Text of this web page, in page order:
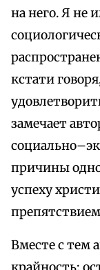
на него. Я не
кстати
замечает
причины
успеху
Вместе с тем